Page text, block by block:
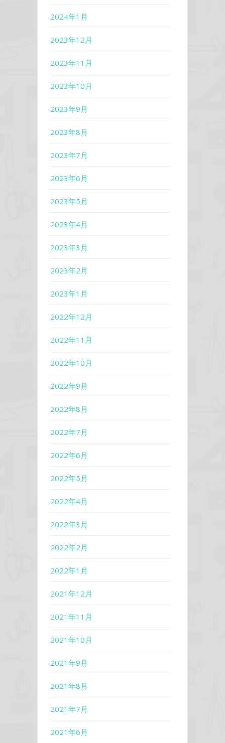
2024年1月
2023年12月
2023年11月
2023年10月
2023年9月
2023年8月
2023年7月
2023年6月
2023年5月
2023年4月
2023年3月
2023年2月
2023年1月
2022年12月
2022年11月
2022年10月
2022年9月
2022年8月
2022年7月
2022年6月
2022年5月
2022年4月
2022年3月
2022年2月
2022年1月
2021年12月
2021年11月
2021年10月
2021年9月
2021年8月
2021年7月
2021年6月